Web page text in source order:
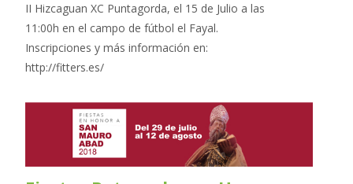
II Hizcaguan XC Puntagorda, el 15 de Julio a las
11:00h en el campo de fútbol el Fayal.
Inscripciones y más información en:
http://fitters.es/